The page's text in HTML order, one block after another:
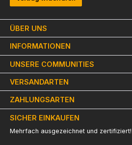
ÜBER UNS
INFORMATIONEN
UNSERE COMMUNITIES
VERSANDARTEN
ZAHLUNGSARTEN
SICHER EINKAUFEN
Mehrfach ausgezeichnet und zertifiziert!